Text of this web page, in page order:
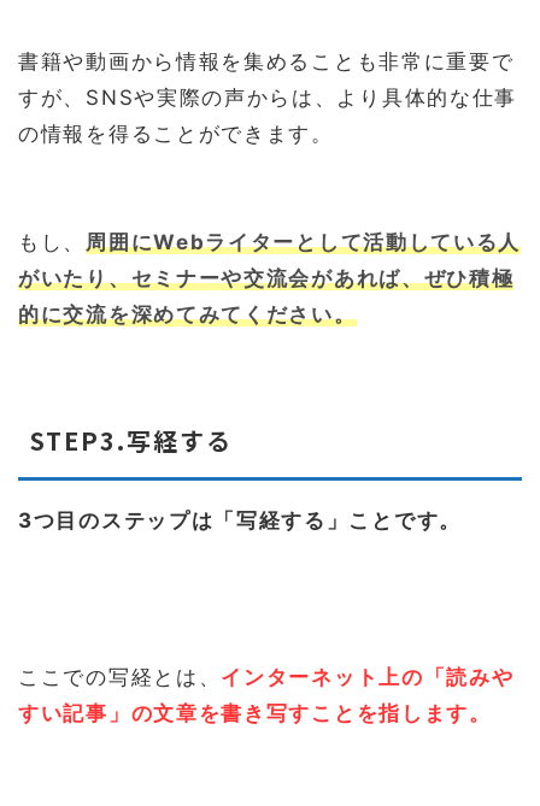
書籍や動画から情報を集めることも非常に重要で
すが、SNSや実際の声からは、より具体的な仕事
の情報を得ることができます。
もし、周囲にWebライターとして活動している人
がいたり、セミナーや交流会があれば、ぜひ積極
的に交流を深めてみてください。
STEP3.写経する
3つ目のステップは「写経する」ことです。
ここでの写経とは、 インターネット上の「読みや
すい記事」の文章を書き写すことを指します。